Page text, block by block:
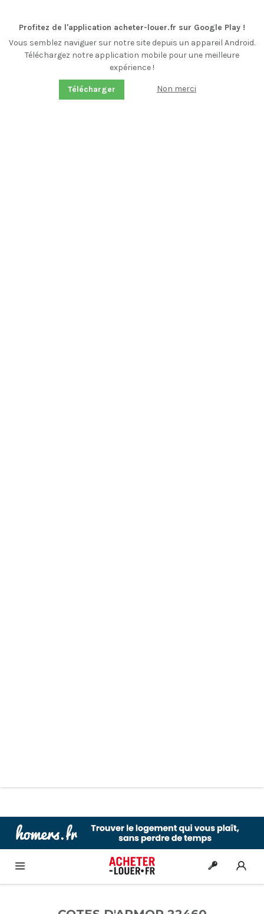
Profitez de l'application acheter-louer.fr sur Google Play !
Vous semblez naviguer sur notre site depuis un appareil Android.
Téléchargez notre application mobile pour une meilleure
expérience !
Télécharger Non merci